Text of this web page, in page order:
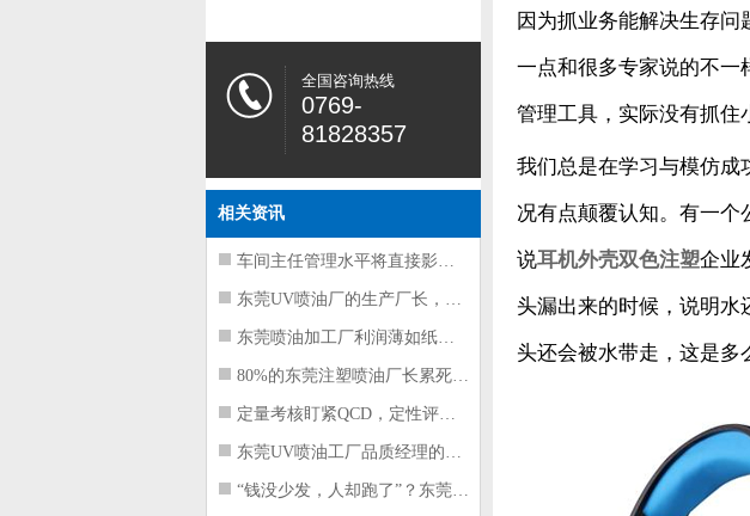
全国咨询热线
0769-
81828357
相关资讯
车间主任管理水平将直接影响东莞注塑件
东莞UV喷油厂的生产厂长，到底在给工
东莞喷油加工厂利润薄如纸？这四项基本
80%的东莞注塑喷油厂长累死累活，利
定量考核盯紧QCD，定性评价看好配合
东莞UV喷油工厂品质经理的四项核心管
“钱没少发，人却跑了”？东莞注塑喷油
因为抓业务能解决生存
一点和很多专家说的不一
管理工具，实际没有抓住
我们总是在学习与模仿成
况有点颠覆认知。有一个
说耳机外壳双色注塑企业
头漏出来的时候，说明水
头还会被水带走，这是多